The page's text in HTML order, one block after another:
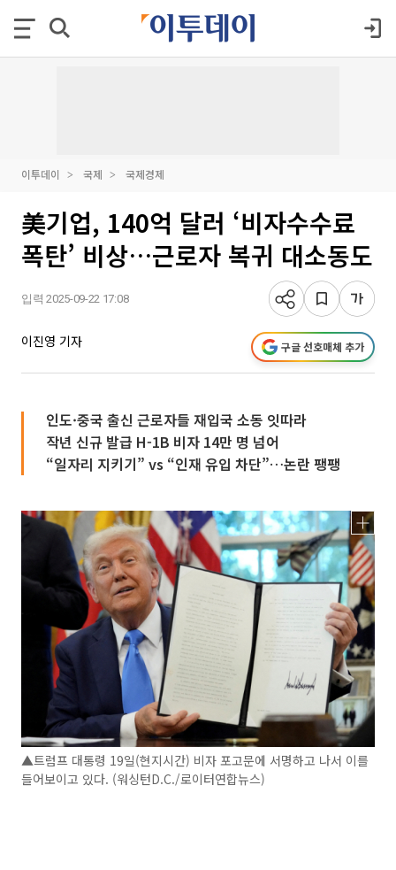
이투데이 국제 국제경제
美기업, 140억 달러 ‘비자수수료
폭탄’ 비상…근로자 복귀 대소동도
입력 2025-09-22 17:08
이진영 기자 구글 선호매체 추가
인도·중국 출신 근로자들 재입국 소동 잇따라
작년 신규 발급 H-1B 비자 14만 명 넘어
“일자리 지키기” vs “인재 유입 차단”…논란 팽팽
▲트럼프 대통령 19일(현지시간) 비자 포고문에 서명하고 나서 이를
들어보이고 있다. (워싱턴D.C./로이터연합뉴스)